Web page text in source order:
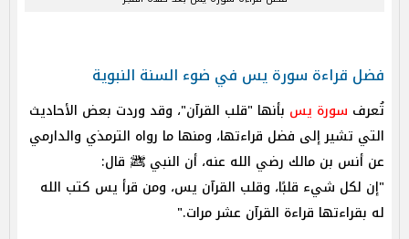
فضل قراءة سورة يس في ضوء السنة النبوية
تُعرف سورة يس بأنها "قلب القرآن"، وقد وردت بعض الأحاديث
التي تشير إلى فضل قراءتها، ومنها ما رواه الترمذي والدارمي
عن أنس بن مالك رضي الله عنه، أن النبي ﷺ قال:
"إن لكل شيء قلبًا، وقلب القرآن يس، ومن قرأ يس كتب الله
له بقراءتها قراءة القرآن عشر مرات."